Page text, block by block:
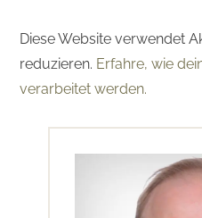
Diese Website verwendet
reduzieren. Erfahre, wie
verarbeitet werden.